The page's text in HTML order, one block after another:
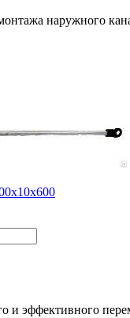
наружного
и эффективного